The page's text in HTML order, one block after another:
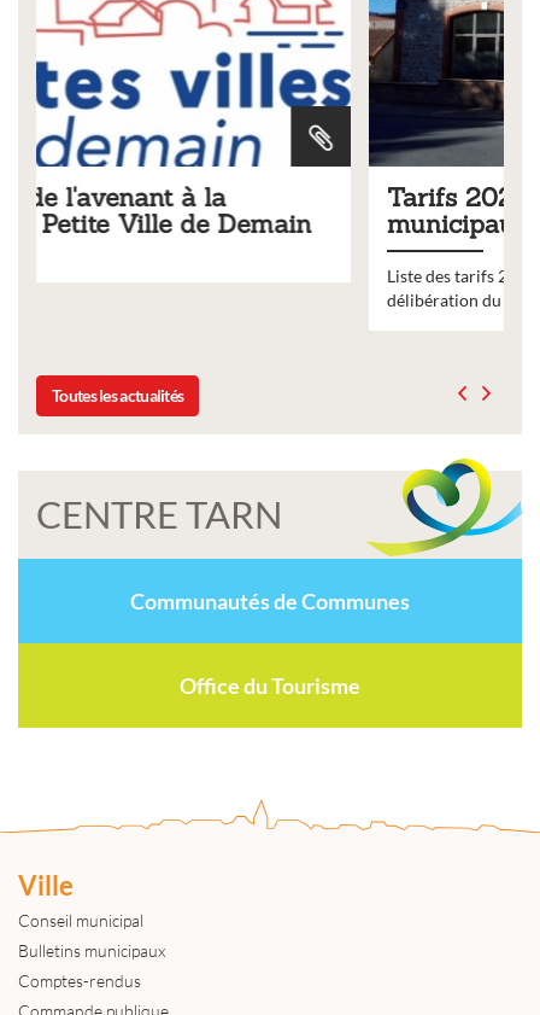
Tarifs 2026 des services
municipaux
Liste des tarifs 2026 des services municipaux,
délibération du conseil municipal du 19 décembre 2025
Toutes les actualités
CENTRE TARN
Communautés de Communes
Office du Tourisme
Ville
Conseil municipal
Bulletins municipaux
Comptes-rendus